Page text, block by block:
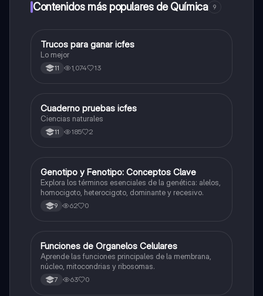
Contenidos más populares de Química 9
Química
Trucos para ganar icfes
Lo mejor
11 1,074 13
Biologia
Cuaderno pruebas icfes
Ciencias naturales
11 185 2
GBiologia
Genotipo y Fenotipo: Conceptos Clave
Explora los términos esenciales de la genética: alelos,
homocigoto, heterocigoto, dominante y recesivo.
9 62 0
FBiologia
Funciones de Organelos Celulares
Aprende las funciones principales de la membrana,
núcleo, mitocondrias y ribosomas.
7 63 0